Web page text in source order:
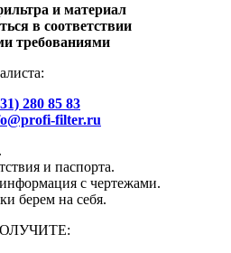
и материал
в соответствии
требованиями
280 85 83
filter.ru
и паспорта.
с чертежами.
берем на себя.